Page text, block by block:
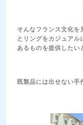
そんなフランス文化を
とリングをカジュアル
あるものを提供したい
既製品には出せない手